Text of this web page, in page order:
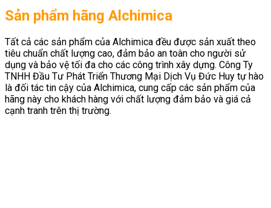
Sản phẩm hãng Alchimica
Tất cả các sản phẩm của Alchimica đều được sản xuất theo
tiêu chuẩn chất lượng cao, đảm bảo an toàn cho người sử
dụng và bảo vệ tối đa cho các công trình xây dựng. Công Ty
TNHH Đầu Tư Phát Triển Thương Mại Dịch Vụ Đức Huy tự hào
là đối tác tin cậy của Alchimica, cung cấp các sản phẩm của
hãng này cho khách hàng với chất lượng đảm bảo và giá cả
cạnh tranh trên thị trường.